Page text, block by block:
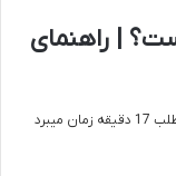
| راهنمای
میبرد